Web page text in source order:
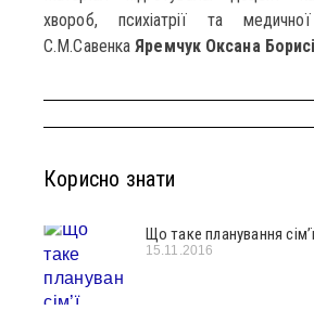
хвороб, психіатрії та
С.М.Савенка Яремчук Оксана
Корисно знати
Що таке планування сім’ї
15.11.2016